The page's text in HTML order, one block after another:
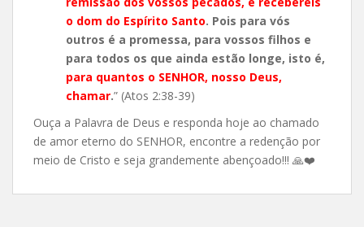
o dom do Espírito Santo. Pois para vós
outros é a promessa, para vossos filhos e
para todos os que ainda estão longe, isto é,
para quantos o SENHOR, nosso Deus,
chamar.” (Atos 2:38-39)
Ouça a Palavra de Deus e responda hoje ao chamado
de amor eterno do SENHOR, encontre a redenção por
meio de Cristo e seja grandemente abençoado!!! 🙏❤️